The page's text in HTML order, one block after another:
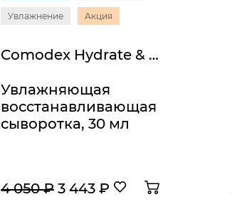
Увлажнение Акция
Comodex Hydrate & Restore Serum
Увлажняющая
восстанавливающая
сыворотка, 30 мл
4 050 ₽ 3 443 ₽